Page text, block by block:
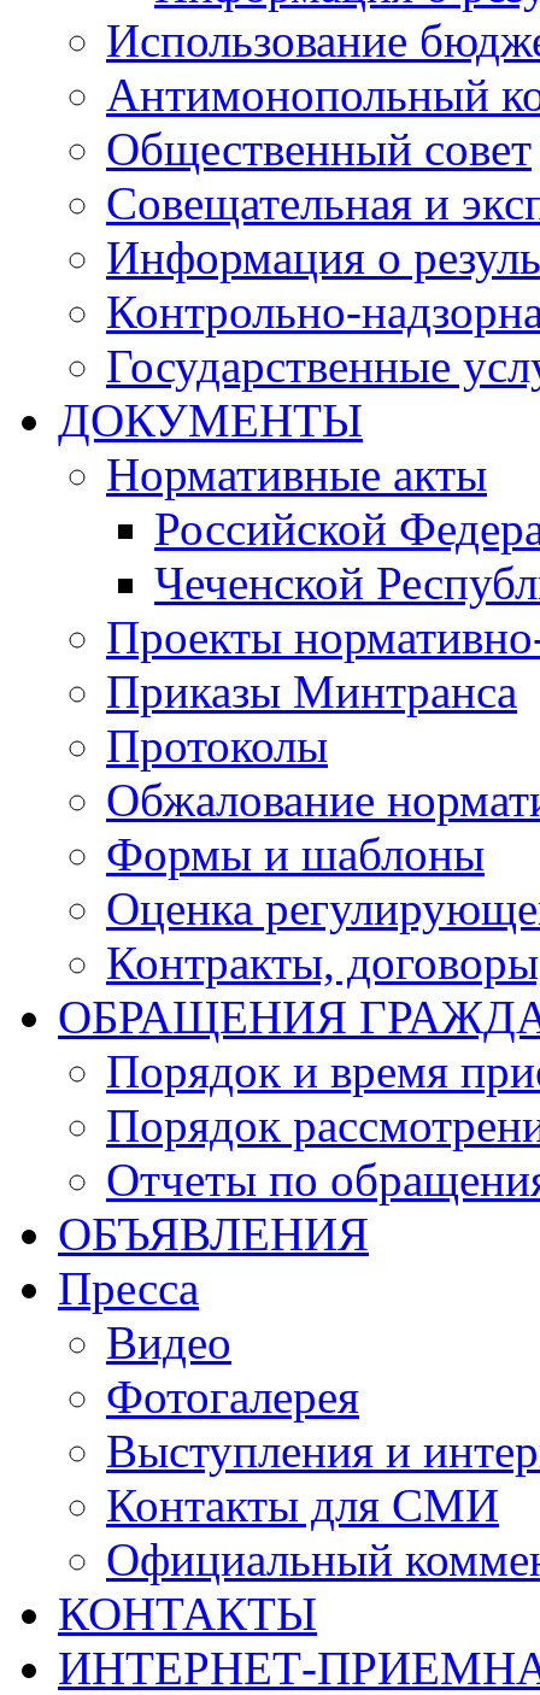
Использование
Антимонопольный
Общественный совет
Совещательная и
Информация о
Контрольно-
Государственные
ДОКУМЕНТЫ
Нормативные акты
Российской
Чеченской
Проекты
Приказы Минтранса
Протоколы
Обжалование
Формы и шаблоны
Оценка
Контракты,
ОБРАЩЕНИЯ
Порядок и время
Порядок
Отчеты по
ОБЪЯВЛЕНИЯ
Пресса
Видео
Фотогалерея
Выступления и
Контакты для СМИ
Официальный
КОНТАКТЫ
ИНТЕРНЕТ-